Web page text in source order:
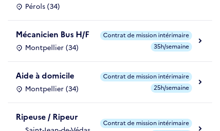
Pérols (34)
Mécanicien Bus H/F
Montpellier (34)
Contrat de mission intérimaire
35h/semaine
Aide à domicile
Montpellier (34)
Contrat de mission intérimaire
25h/semaine
Ripeuse / Ripeur
Contrat de mission intérimaire